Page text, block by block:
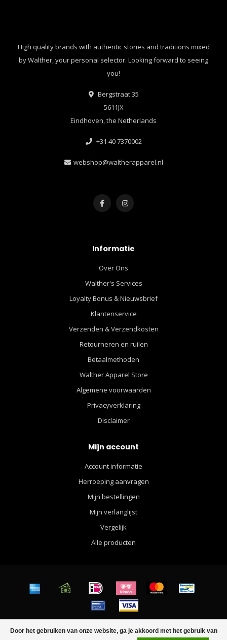
Door het gebruiken van onze website, ga je akkoord met het gebruik van
High quality brands with authentic stories and traditions mixed
by Walther, your personal selector. Looking forward to seeing
you!
Bergstraat 35
5611JX
Eindhoven, the Netherlands
+31 40 7370002
webshop@waltherapparel.nl
Informatie
Over Ons
Walther's Services
Loyalty Bonus & Nieuwsbrief
Klantenservice
Verzenden & Verzendkosten
Retourneren en ruilen
Betaalmethoden
Walther Apparel Store
Algemene voorwaarden
Privacyverklaring
Disclaimer
Mijn account
Account informatie
Herroeping aanvragen
Mijn bestellingen
Mijn verlanglijst
Vergelijk
Alle producten
© Copyright 2026 Walther Apparel for Men - Powered byLightspeed-